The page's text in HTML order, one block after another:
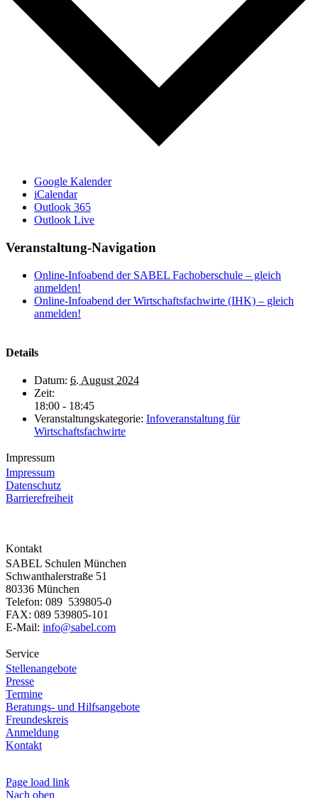
Google Kalender
iCalendar
Outlook 365
Outlook Live
Veranstaltung-Navigation
Online-Infoabend der SABEL Fachoberschule – gleich
anmelden!
Online-Infoabend der Wirtschaftsfachwirte (IHK) – gleich
anmelden!
Details
Datum: 6. August 2024
Zeit:
18:00 - 18:45
Veranstaltungskategorie: Infoveranstaltung für
Wirtschaftsfachwirte
Impressum
Impressum
Datenschutz
Barrierefreiheit
Kontakt
SABEL Schulen München
Schwanthalerstraße 51
80336 München
Telefon: 089 539805-0
FAX: 089 539805-101
E-Mail: info@sabel.com
Service
Stellenangebote
Presse
Termine
Beratungs- und Hilfsangebote
Freundeskreis
Anmeldung
Kontakt
Page load link
Nach oben